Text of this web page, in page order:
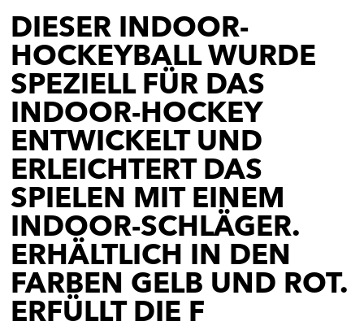
DIESER INDOOR-
HOCKEYBALL WURDE
SPEZIELL FÜR DAS
INDOOR-HOCKEY
ENTWICKELT UND
ERLEICHTERT DAS
SPIELEN MIT EINEM
INDOOR-SCHLÄGER.
ERHÄLTLICH IN DEN
FARBEN GELB UND ROT.
ERFÜLLT DIE F